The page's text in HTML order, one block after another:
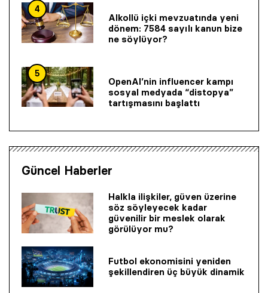
4
Alkollü içki mevzuatında yeni
dönem: 7584 sayılı kanun bize
ne söylüyor?
5
OpenAI’nin influencer kampı
sosyal medyada “distopya”
tartışmasını başlattı
Güncel Haberler
Halkla ilişkiler, güven üzerine
söz söyleyecek kadar
güvenilir bir mes­lek olarak
görülüyor mu?
Futbol ekonomisini yeniden
şekillendiren üç büyük dinamik